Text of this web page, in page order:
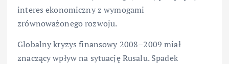
interes ekonomiczny z wymogami
zrównoważonego rozwoju.
Globalny kryzys finansowy 2008–2009 miał
znaczący wpływ na sytuację Rusalu. Spadek